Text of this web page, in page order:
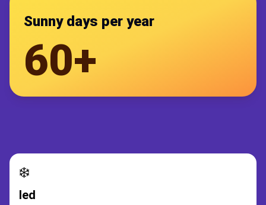
Sunny days per year
60+
❄️
led